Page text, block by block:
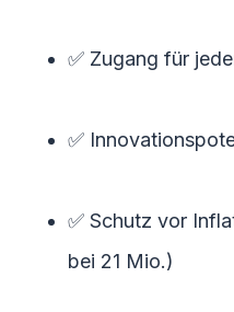
✅ Zugang für
✅
✅ Schutz vor
bei 21 Mio.)